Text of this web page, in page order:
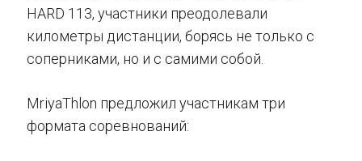
HARD 113, участники преодолевали
километры дистанции, борясь не только с
соперниками, но и с самими собой.
MriyaThlon предложил участникам три
формата соревнований: